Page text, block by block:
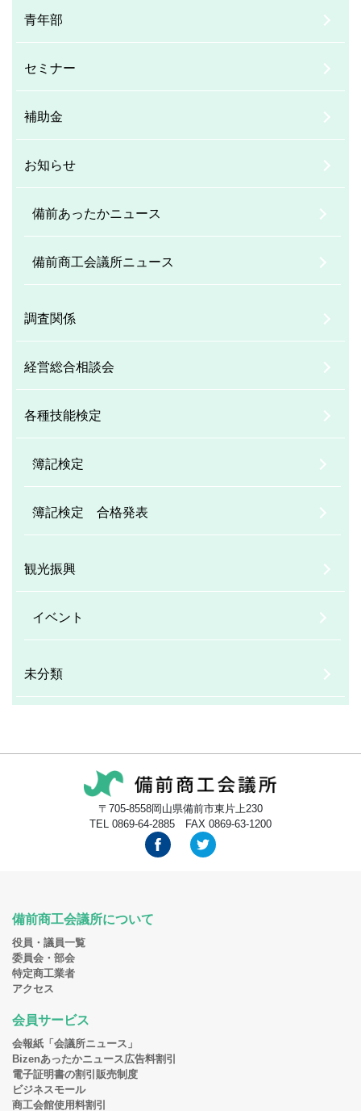
青年部
セミナー
補助金
お知らせ
備前あったかニュース
備前商工会議所ニュース
調査関係
経営総合相談会
各種技能検定
簿記検定
簿記検定 合格発表
観光振興
イベント
未分類
〒705-8558岡山県備前市東片上230
TEL 0869-64-2885 FAX 0869-63-1200
備前商工会議所について
役員・議員一覧
委員会・部会
特定商工業者
アクセス
会員サービス
会報紙「会議所ニュース」
Bizenあったかニュース広告料割引
電子証明書の割引販売制度
ビジネスモール
商工会館使用料割引